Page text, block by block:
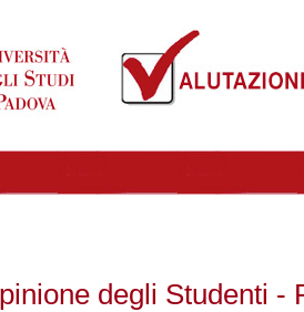
degli Studenti -